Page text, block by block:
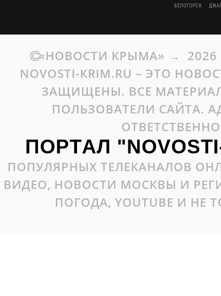
БЕЛОГОРСК
«НОВОСТИ КРЫМА» → 2026
NOVOSTI-KRIM.RU – ЭТО
ЗАЩИЩЕНЫ. ВСЕ
ПОЛЬЗОВАТЕЛИ САЙТА.
ПОРТАЛ
ПОПУЛЯРНЫХ ТЕЛЕКАНАЛОВ
ВИДЕО, НОВОСТИ МОСКВЫ И
ПОГОДА, YOUTUBE И